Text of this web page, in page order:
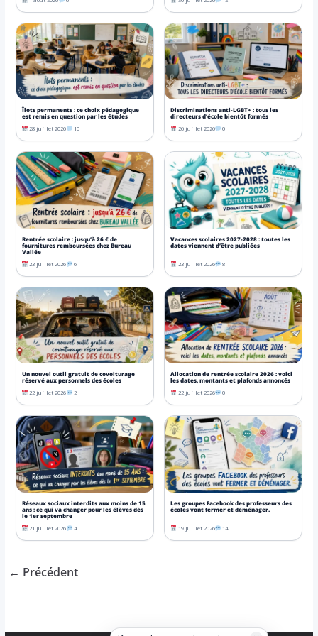
Îlots permanents : ce choix pédagogique
est remis en question par les études
28 juillet 2026 10
Discriminations anti-LGBT+ : tous les
directeurs d’école bientôt formés
26 juillet 2026 0
Rentrée scolaire : jusqu’à 26 € de
fournitures remboursées chez Bureau
Vallée
23 juillet 2026 6
Vacances scolaires 2027-2028 : toutes les
dates viennent d’être publiées
23 juillet 2026 8
Un nouvel outil gratuit de covoiturage
réservé aux personnels des écoles
22 juillet 2026 2
Allocation de rentrée scolaire 2026 : voici
les dates, montants et plafonds annoncés
22 juillet 2026 0
Réseaux sociaux interdits aux moins de 15
ans : ce qui va changer pour les élèves dès
le 1er septembre
21 juillet 2026 4
Les groupes Facebook des professeurs des
écoles vont fermer et déménager.
19 juillet 2026 14
← Précédent